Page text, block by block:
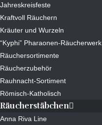
Jahreskreisfeste
Kraftvoll Räuchern
Kräuter und Wurzeln
“Kyphi” Pharaonen-Räucherwerk
Räuchersortimente
Räucherzubehör
Rauhnacht-Sortiment
Römisch-Katholisch
Räucherstäbchen
Anna Riva Line